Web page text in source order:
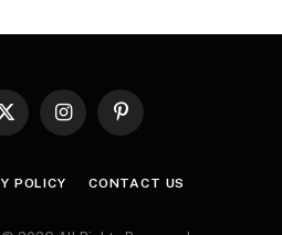
X
InstagramPinterest
POLICY CONTACT US